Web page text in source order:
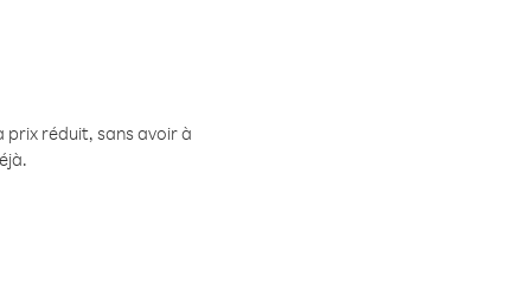
prix réduit, sans avoir à